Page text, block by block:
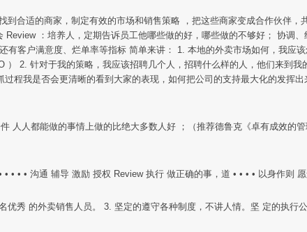
到合适的商家，制定有效的市场和销售策略 ，把这些商家变成合作伙伴
：培养人，定期告诉员工他哪些做的好，哪些做的不够好； 协调
有客户满意度、烂单率等指标 简单来讲： 1. 本地的外卖市场如何，我应
） 2. 针对于我的策略，我应该招聘几个人，招聘什么样的人，他们来到
程我是否会更清晰的看到大家的表现，如何把公司的支持最大化的发挥
人人都能做的事情上做的比绝大多数人好 ；（推荐德鲁克《卓有成效的
• • • 沟通 辅导 激励 授权 Review 执行 做正确的事，道 • • • • 以身作则
优秀 的外卖销售人员。 3. 坚定的遵守各种制度，不讲人情。坚 定的执